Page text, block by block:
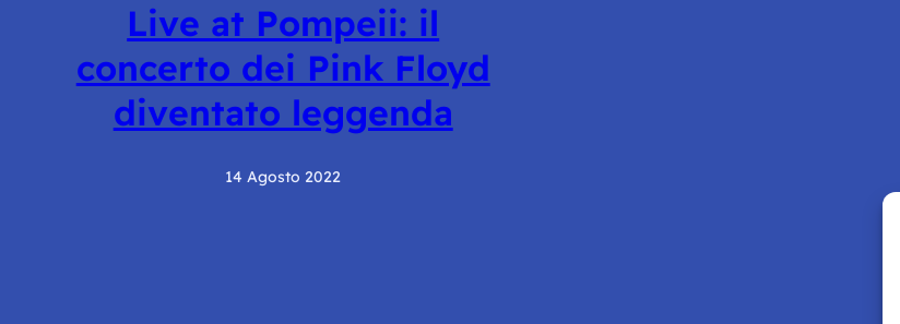
Live at Pompeii: il
concerto dei Pink Floyd
diventato leggenda
14 Agosto 2022